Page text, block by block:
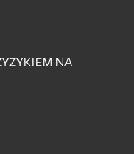
NA